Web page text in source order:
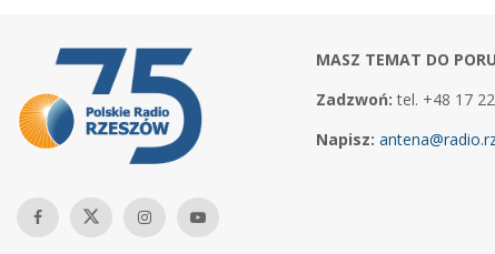
MASZ TEMAT DO
Zadzwoń: tel. +48 17
Napisz: